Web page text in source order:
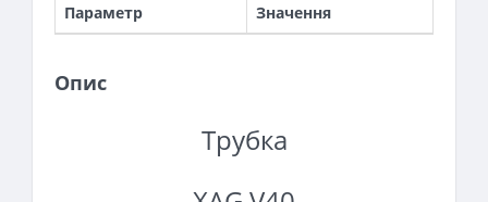
Параметр Значення
Опис
Трубка